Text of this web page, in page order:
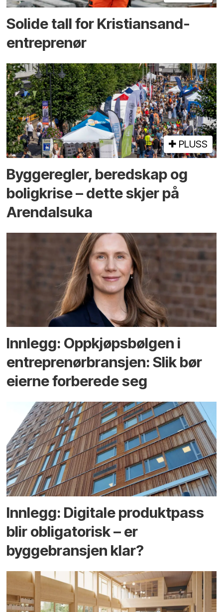
Solide tall for Kristiansand-
entreprenør
PLUSS
Bygge­regler, beredskap og
bolig­krise – dette skjer på
Arendals­uka
Innlegg: Oppkjøps­bølgen i
entreprenør­bransjen: Slik bør
eierne forberede seg
Innlegg: Digitale produktpass
blir obligatorisk – er
byggebransjen klar?